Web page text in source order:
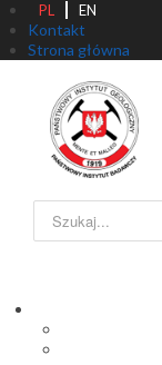
PL EN
Kontakt
Strona główna
Szukaj...